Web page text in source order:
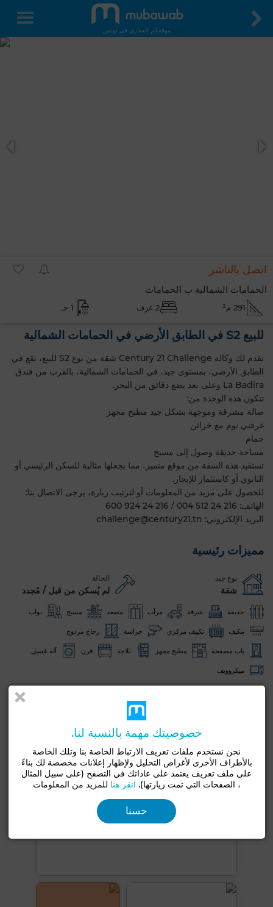
موقعكم العقاري في تونس
اتصل بالناشر
الحمامات الشمالية ب الحمامات
291 م² 2 غرف 1 حـ
للبيع S2 في الطابق الأرضي في الحمامات الشمالية
تقدم لك وكالة Century 21 Challenge شقة من نوع S2 للبيع، تقع في
الطابق الأرضي، بمستوى جيد، في الحمامات الشمالية، بالقرب من فندق
La Badira وعلى بعد بضع دقائق من البحر.
تتكون هذه الوحدة من:
صالة مشرقة وموجهة بشكل جيد مطبخ مجهز
غرفتي نوم مع خزائن
حمام
مساحة حديقة وصول إلى مسبح
تستفيد هذه الشقة من موقع متميز، مما يجعلها مثالية للسكن الرئيسي أو
الثانوي أو كاستثمار للإيجار.
للحصول على مزيد من المعلومات أو لترتيب زيارة، يرجى الاتصال بنا:
الهاتف: 216 24 512 004 / 216 24 924 600
البريد الإلكتروني: challenge@century21.tn
مميزات رئيسية
نوع جيد
شقة
الحالة
لم يُسكن من قبل / مُجدد
حديقة شرفة مرآب مصعد مسبح بواب
مكيف تكييف مركزي حراسة زجاج مزدوج
باب مصفحة مطبخ مجهز ثلاجة فرن آلة غسيل
ميكروويف
خصوصيتك مهمة بالنسبة لنا.
نحن نستخدم ملفات تعريف الارتباط الخاصة بنا وتلك الخاصة
بالأطراف الأخرى لأغراض التحليل ولإظهار إعلانات مخصصة لك بناءً
على ملف تعريف يعتمد على عاداتك في التصفح (على سبيل المثال
، الصفحات التي تمت زيارتها). انقر هنا للمزيد من المعلومات
حسنا